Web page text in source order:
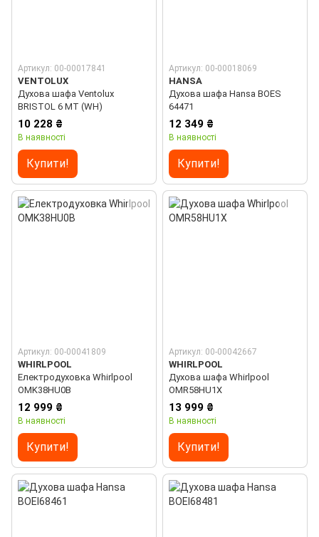
Артикул: 00-00017841
VENTOLUX
Духова шафа Ventolux
BRISTOL 6 MT (WH)
10 228 ₴
В наявності
Купити!
Артикул: 00-00018069
HANSA
Духова шафа Hansa BOES
64471
12 349 ₴
В наявності
Купити!
Артикул: 00-00041809
WHIRLPOOL
Електродуховка Whirlpool
OMK38HU0B
12 999 ₴
В наявності
Купити!
Артикул: 00-00042667
WHIRLPOOL
Духова шафа Whirlpool
OMR58HU1X
13 999 ₴
В наявності
Купити!